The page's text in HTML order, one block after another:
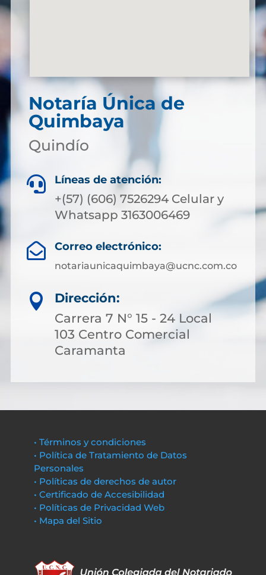
Notaría Única de
Quimbaya
Quindío
 Líneas de atención:
+(57) (606) 7526294 Celular y
Whatsapp 3163006469
 Correo electrónico:
notariaunicaquimbaya@ucnc.com.co

Dirección:
Carrera 7 N° 15 - 24 Local
103 Centro Comercial
Caramanta
• Términos y condiciones
• Política de Tratamiento de Datos
Personales
• Políticas de derechos de autor
• Certificado de Accesibilidad
• Políticas de Privacidad Web
• Mapa del Sitio